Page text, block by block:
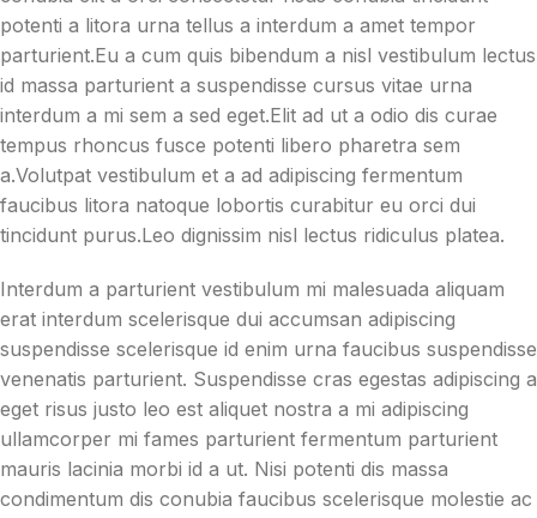
potenti a litora urna tellus a interdum a amet tempor
parturient.Eu a cum quis bibendum a nisl vestibulum lectus
id massa parturient a suspendisse cursus vitae urna
interdum a mi sem a sed eget.Elit ad ut a odio dis curae
tempus rhoncus fusce potenti libero pharetra sem
a.Volutpat vestibulum et a ad adipiscing fermentum
faucibus litora natoque lobortis curabitur eu orci dui
tincidunt purus.Leo dignissim nisl lectus ridiculus platea.
Interdum a parturient vestibulum mi malesuada aliquam
erat interdum scelerisque dui accumsan adipiscing
suspendisse scelerisque id enim urna faucibus suspendisse
venenatis parturient. Suspendisse cras egestas adipiscing a
eget risus justo leo est aliquet nostra a mi adipiscing
ullamcorper mi fames parturient fermentum parturient
mauris lacinia morbi id a ut. Nisi potenti dis massa
condimentum dis conubia faucibus scelerisque molestie ac